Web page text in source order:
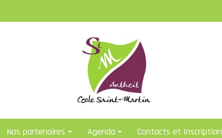
Nos partenaires Agenda Contacts et Inscription